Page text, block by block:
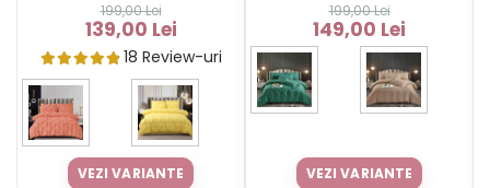
199,00 Lei
139,00 Lei
18 Review-uri
VEZI VARIANTE
199,00 Lei
149,00 Lei
VEZI VARIANTE